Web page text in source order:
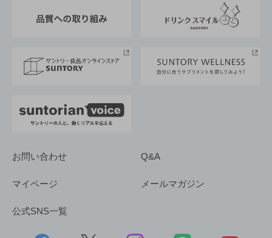
採用情報
お問い合わせ Q&A
マイページ メールマガジン
公式SNS一覧